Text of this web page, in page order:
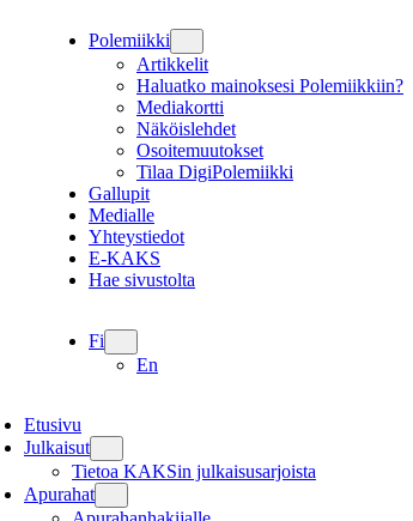
Polemiikki
Artikkelit
Haluatko mainoksesi Polemiikkiin?
Mediakortti
Näköislehdet
Osoitemuutokset
Tilaa DigiPolemiikki
Gallupit
Medialle
Yhteystiedot
E-KAKS
Hae sivustolta
Fi
En
Etusivu
Julkaisut
Tietoa KAKSin julkaisusarjoista
Apurahat